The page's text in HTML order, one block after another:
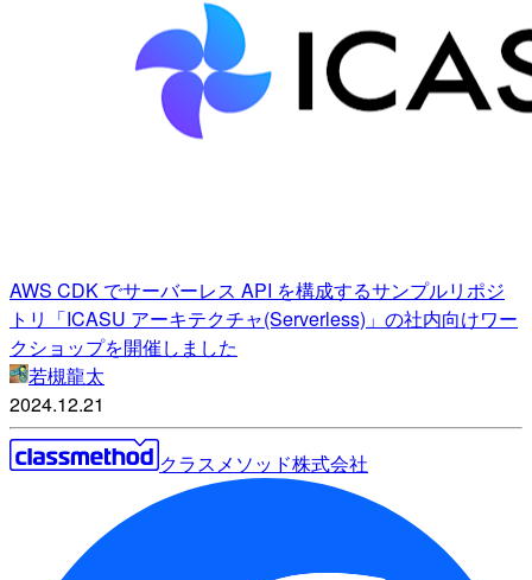
AWS CDK でサーバーレス API を構成するサンプルリポジ
トリ「ICASU アーキテクチャ(Serverless)」の社内向けワー
クショップを開催しました
若槻龍太
2024.12.21
クラスメソッド株式会社